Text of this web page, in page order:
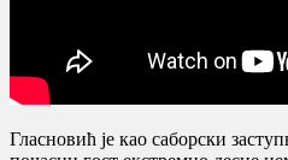
Гласновић је као саборски